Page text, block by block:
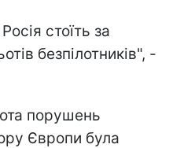
стоїть за
безпілотників", -
порушень
Європи була